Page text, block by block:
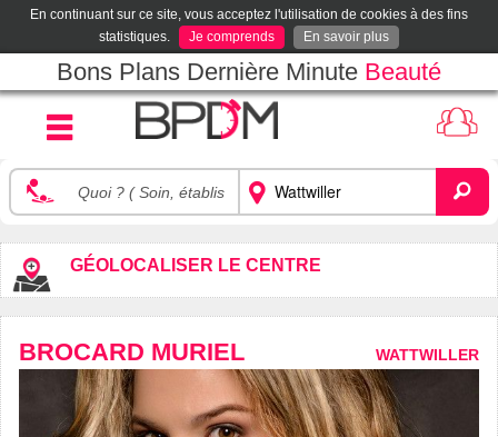
En continuant sur ce site, vous acceptez l'utilisation de cookies à des fins
statistiques.
Je comprends En savoir plus
Bons Plans Dernière Minute Beauté
GÉOLOCALISER LE CENTRE
BROCARD MURIEL WATTWILLER